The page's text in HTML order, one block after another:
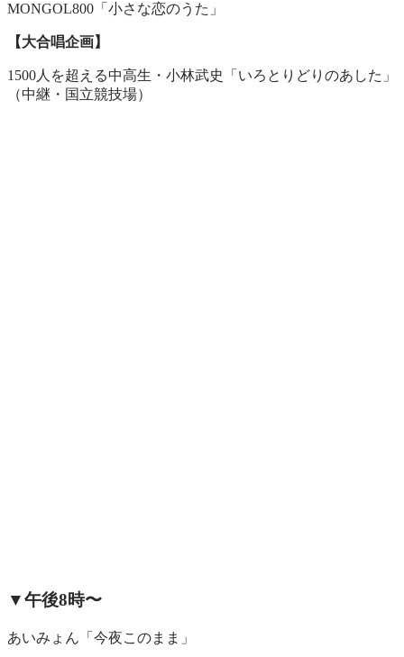
MONGOL800「小さな恋のうた」
【大合唱企画】
1500人を超える中高生・小林武史「いろとりどりのあした」
（中継・国立競技場）
▼午後8時〜
あいみょん「今夜このまま」